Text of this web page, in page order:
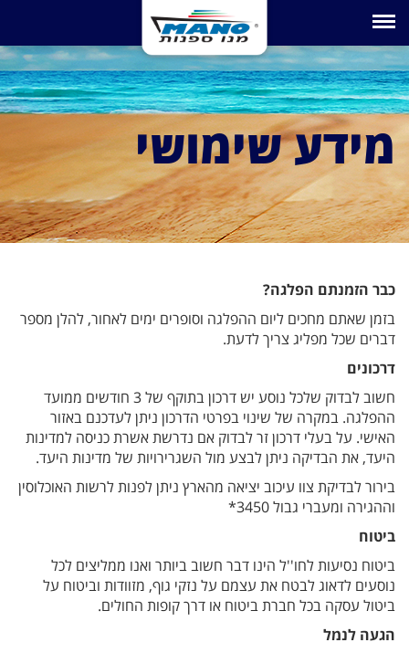
Toggle navigation
מידע שימושי
כבר הזמנתם הפלגה?
בזמן שאתם מחכים ליום ההפלגה וסופרים ימים לאחור, להלן מספר
דברים שכל מפליג צריך לדעת.
דרכונים
חשוב לבדוק שלכל נוסע יש דרכון בתוקף של 3 חודשים ממועד
ההפלגה. במקרה של שינוי בפרטי הדרכון ניתן לעדכנם באזור
האישי. על בעלי דרכון זר לבדוק אם נדרשת אשרת כניסה למדינות
היעד, את הבדיקה ניתן לבצע מול השגרירויות של מדינות היעד.
בירור לבדיקת צוו עיכוב יציאה מהארץ ניתן לפנות לרשות האוכלוסין
וההגירה ומעברי גבול 3450*
ביטוח
ביטוח נסיעות לחו''ל הינו דבר חשוב ביותר ואנו ממליצים לכל
נוסעים לדאוג לבטח את עצמם על נזקי גוף, מזוודות וביטוח על
ביטול עסקה בכל חברת ביטוח או דרך קופות החולים.
הגעה לנמל